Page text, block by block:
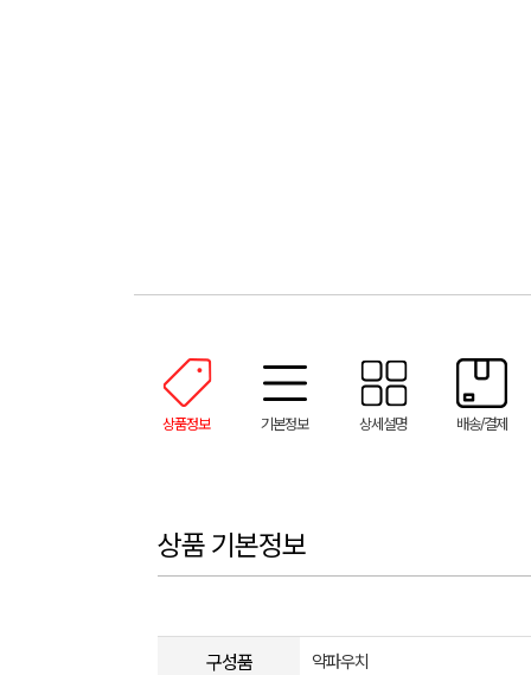
상품정보 기본정보 상세설명 배송/결제
상품 기본정보
구성품 약파우치